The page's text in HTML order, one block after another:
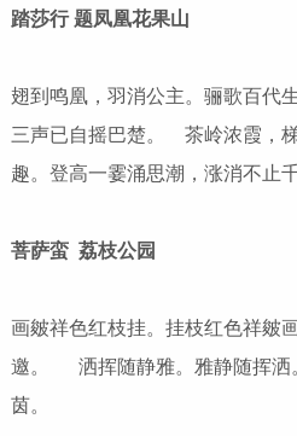
踏莎行 题凤凰花果山
翅到鸣凰，羽消公主。骊歌百代
三声已自摇巴楚。 茶岭浓霞，
趣。登高一霎涌思潮，涨消不止千
菩萨蛮 荔枝公园
画皴祥色红枝挂。挂枝红色祥皴
邀。 洒挥随静雅。雅静随挥洒
茵。